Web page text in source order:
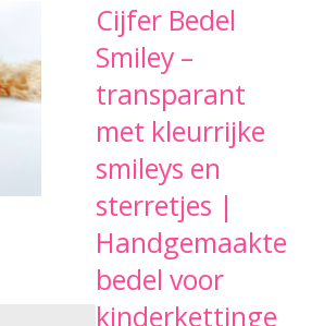
Cijfer Bedel
Smiley –
transparant
met kleurrijke
smileys en
sterretjes |
Handgemaakte
bedel voor
kinderkettinge